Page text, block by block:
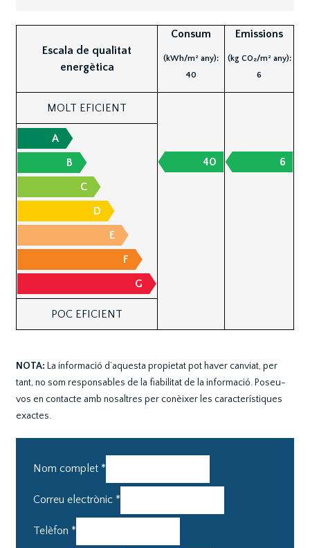
Escala de qualitat
energètica
Consum
(kWh/m² any):
40
Emissions
(kg CO₂/m² any):
6
MOLT EFICIENT
A
B
C
D
E
F
G
40 6
POC EFICIENT
NOTA: La informació d’aquesta propietat pot haver canviat, per
tant, no som responsables de la fiabilitat de la informació. Poseu-
vos en contacte amb nosaltres per conèixer les característiques
exactes.
Nom complet *
Correu electrònic *
Telèfon *